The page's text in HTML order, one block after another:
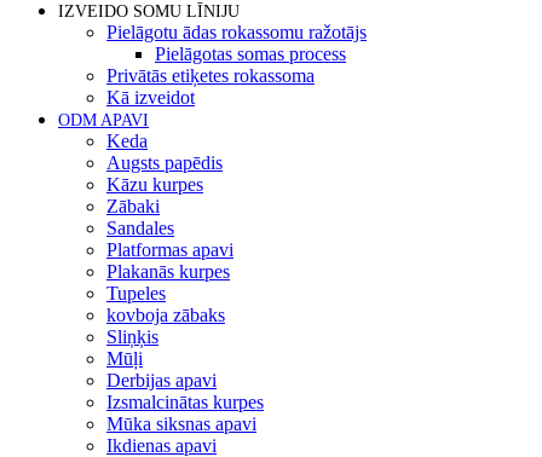
IZVEIDO SOMU LĪNIJU
Pielāgotu ādas rokassomu ražotājs
Pielāgotas somas process
Privātās etiķetes rokassoma
Kā izveidot
ODM APAVI
Keda
Augsts papēdis
Kāzu kurpes
Zābaki
Sandales
Platformas apavi
Plakanās kurpes
Tupeles
kovboja zābaks
Sliņķis
Mūļi
Derbijas apavi
Izsmalcinātas kurpes
Mūka siksnas apavi
Ikdienas apavi